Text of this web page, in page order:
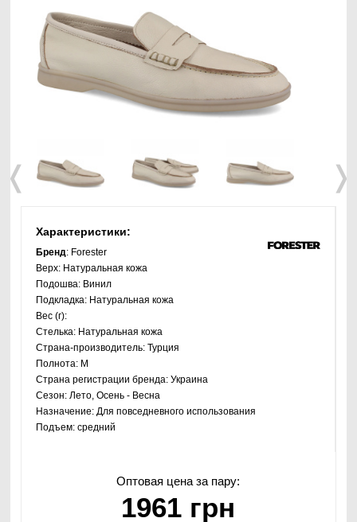
❬ ❭
Характеристики:
Бренд: Forester
Верх: Натуральная кожа
Подошва: Винил
Подкладка: Натуральная кожа
Вес (г):
Стелька: Натуральная кожа
Страна-производитель:Турция
Полнота: M
Страна регистрации бренда:Украина
Сезон: Лето, Осень - Весна
Назначение: Для повседневного использования
Подъем:средний
Оптовая цена за пару:
1961 грн